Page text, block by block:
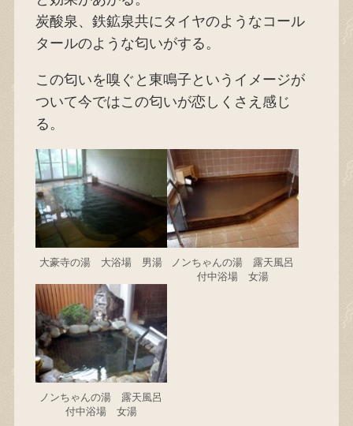
炭酸泉、鉄鉱泉共にタイヤのようなコール
タールのような匂いがする。
この匂いを嗅ぐと東鳴子というイメージが
ついて今ではこの匂いが恋しくさえ感じ
る。
大豪寺の湯 大浴場 男湯
ノンちゃんの湯 露天風呂
付中浴場 女湯
ノンちゃんの湯 露天風呂
付中浴場 女湯